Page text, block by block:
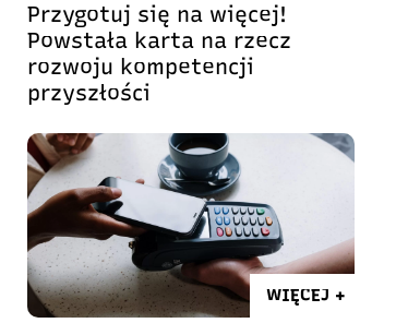
Przygotuj się na więcej!
Powstała karta na rzecz
rozwoju kompetencji
przyszłości
WIĘCEJ +